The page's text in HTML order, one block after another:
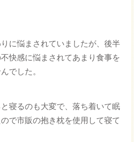
に悩まされていましたが、後半
快感に悩まされてあまり食事を
でした。
寝るのも大変で、落ち着いて眠
で市販の抱き枕を使用して寝て